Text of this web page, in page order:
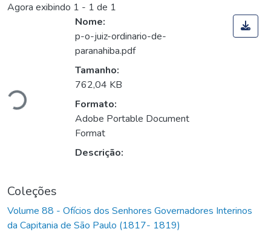
Agora exibindo 1 - 1 de 1
Nome:
p-o-juiz-ordinario-de-
paranahiba.pdf
Tamanho:
762,04 KB
Formato:
Adobe Portable Document
Format
Descrição:
Coleções
Volume 88 - Ofícios dos Senhores Governadores Interinos
da Capitania de São Paulo (1817- 1819)